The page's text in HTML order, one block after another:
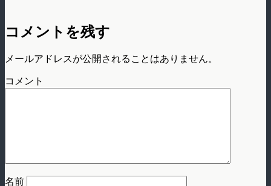
コメントを残す
メールアドレスが公開されることはありません。
コメント
名前